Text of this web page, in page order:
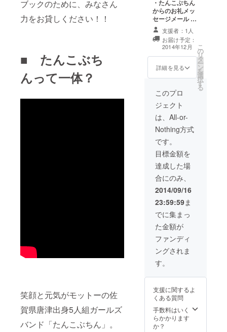
ブックのために、みなさん
力をお貸しください！！
■ たんこぶち
んって一体？
笑顔と元気がモットーの佐
賀県唐津出身5人組ガールズ
バンド「たんこぶちん」。
クラウド
ファンディ
ングサイト
「CAMPFIR
E」にて
「TANCOBO
OK vol.2」
OK 2016」
制作企画ス
タート
7月17日
（日）
10:00〜 プロ
ジェクト開
始
2014年秋～冬に
かけて実施予定
のレコーディン
グ見学参加権
(都内を予定して
います。交通費
等は実費負担い
前とコメントを
掲載いたします
(写真掲載も可能
です)。 ・ライブ
にご招待いたし
ます。 ※あなた
のご都合の良い
ライブ会場(ライ
ブ日)をお選びく
ださい。 ・ライ
にてメンバーと
一緒に記念撮影
権(MAX５枚)
・たんこぶちん
からのお礼メッ
セージメール ・
パトロン限定活
動報告 ・メン
バー全員のサイ
ン入り「公式ガ
イドブック」 1
冊 ・オフショッ
いたします。 ・
ガイドブックに
あなたのお名前
とコメントを掲
載いたします(写
真掲載も可能で
す)。 ・ライブに
ご招待いたしま
す。 ※あなたの
ご都合の良いラ
イブ会場(ライブ
日)をお選びくだ
さい。 ・ライブ
てメンバーと一
緒に記念撮影権
(MAX５枚) ・
2014年秋～冬に
かけて実施予定
のレコーディン
グ見学参加権
(都内を予定して
います。交通費
等は実費負担い
ただきます) ・
1stALBUM『TA
NCOBUCHIN』
のジャケットで
も使用したメン
バーが着用した
支援者：1人
お届け予定：
2014年12月
詳細を見る
こ
の
リ
タ
ー
ン
を
選
択
す
る
このプロ
ジェクト
は、All-or-
Nothing方式
です。
目標金額を
達成した場
合にのみ、
2014/09/16
23:59:59ま
でに集まっ
た金額が
ファンディ
ングされま
す。
支援に関するよ
くある質問
手数料はいく
らかかります
か？